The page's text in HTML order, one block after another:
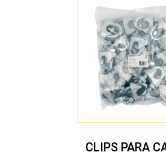
CLIPS PARA